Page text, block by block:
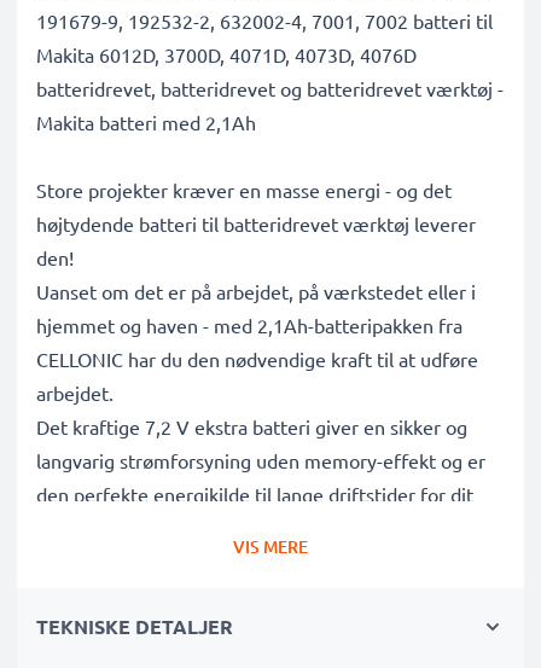
191679-9, 192532-2, 632002-4, 7001, 7002 batteri til
Makita 6012D, 3700D, 4071D, 4073D, 4076D
batteridrevet, batteridrevet og batteridrevet værktøj -
Makita batteri med 2,1Ah
Store projekter kræver en masse energi - og det
højtydende batteri til batteridrevet værktøj leverer
den!
Uanset om det er på arbejdet, på værkstedet eller i
hjemmet og haven - med 2,1Ah-batteripakken fra
CELLONIC har du den nødvendige kraft til at udføre
arbejdet.
Det kraftige 7,2 V ekstra batteri giver en sikker og
langvarig strømforsyning uden memory-effekt og er
den perfekte energikilde til lange driftstider for dit
Lang batterilevetid: 2,1Ah 7000, 191679-9, 192532-
VIS MERE
TEKNISKE DETALJER